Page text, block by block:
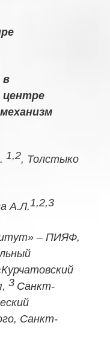
в
центре
1,2, Толстыко
А.Л.1,2,3
– ПИЯФ,
3 Санкт-
Санкт-